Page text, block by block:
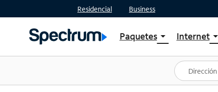
Residencial Business
Paquetesarrow_drop_down
Ver paquetes
Spectrum One
Mejores ofertas
Internetarrow_drop_down
Planes